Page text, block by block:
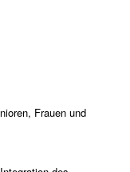
Frauen und